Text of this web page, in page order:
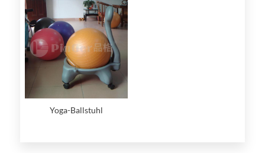
Yoga-Ballstuhl